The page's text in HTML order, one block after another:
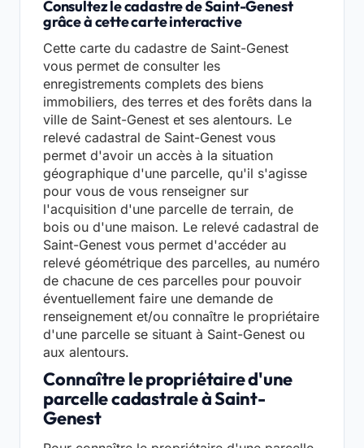
Consultez le cadastre de Saint-Genest
grâce à cette carte interactive
Cette carte du cadastre de Saint-Genest
vous permet de consulter les
enregistrements complets des biens
immobiliers, des terres et des forêts dans la
ville de Saint-Genest et ses alentours. Le
relevé cadastral de Saint-Genest vous
permet d'avoir un accès à la situation
géographique d'une parcelle, qu'il s'agisse
pour vous de vous renseigner sur
l'acquisition d'une parcelle de terrain, de
bois ou d'une maison. Le relevé cadastral de
Saint-Genest vous permet d'accéder au
relevé géométrique des parcelles, au numéro
de chacune de ces parcelles pour pouvoir
éventuellement faire une demande de
renseignement et/ou connaître le propriétaire
d'une parcelle se situant à Saint-Genest ou
aux alentours.
Connaître le propriétaire d'une
parcelle cadastrale à Saint-
Genest